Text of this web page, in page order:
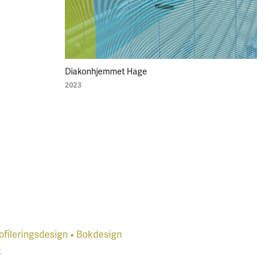
Diakonhjemmet Hage
2023
• Bokdesign